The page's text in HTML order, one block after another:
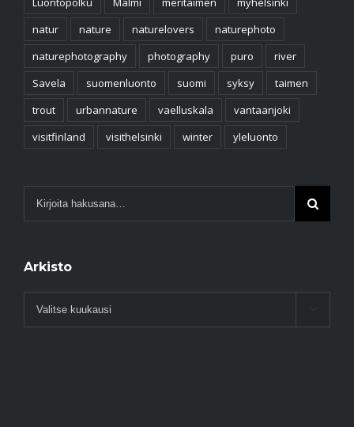
natur
nature naturelovers
naturephoto
naturephotography
photography puro
river
Savela
suomenluonto suomi syksy
taimen
trout
urbannature vaelluskala
vantaanjoki
visitfinland
visithelsinki winter yleluonto
Arkisto
Arkisto